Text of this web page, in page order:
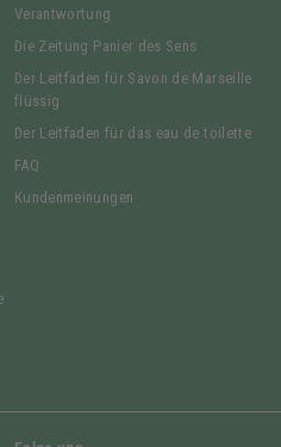
Verantwortung
Die Zeitung Panier des Sens
Der Leitfaden für Savon de Marseille
flüssig
Der Leitfaden für das eau de toilette
FAQ
Kundenmeinungen